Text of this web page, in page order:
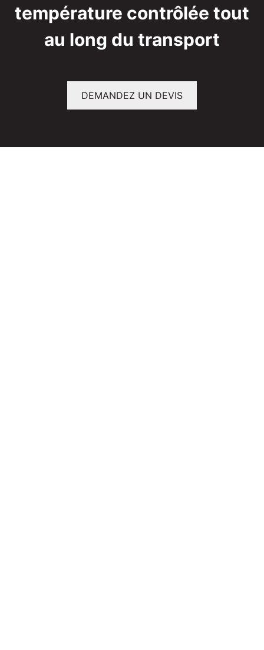
température contrôlée tout
au long du transport
DEMANDEZ UN DEVIS